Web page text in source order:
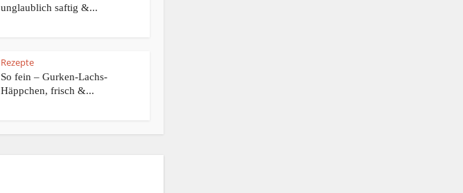
unglaublich saftig &...
Rezepte
So fein – Gurken-Lachs-
Häppchen, frisch &...